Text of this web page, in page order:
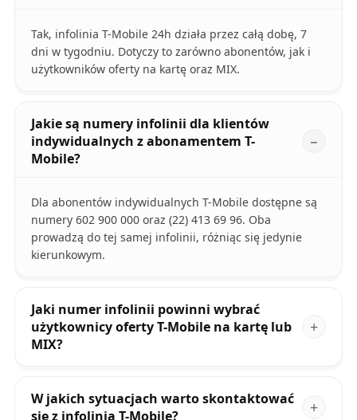
Tak, infolinia T-Mobile 24h działa przez całą dobę, 7
dni w tygodniu. Dotyczy to zarówno abonentów, jak i
użytkowników oferty na kartę oraz MIX.
Jakie są numery infolinii dla klientów
indywidualnych z abonamentem T-
Mobile?
Dla abonentów indywidualnych T-Mobile dostępne są
numery 602 900 000 oraz (22) 413 69 96. Oba
prowadzą do tej samej infolinii, różniąc się jedynie
kierunkowym.
Jaki numer infolinii powinni wybrać
użytkownicy oferty T-Mobile na kartę lub
MIX?
W jakich sytuacjach warto skontaktować
się z infolinią T-Mobile?